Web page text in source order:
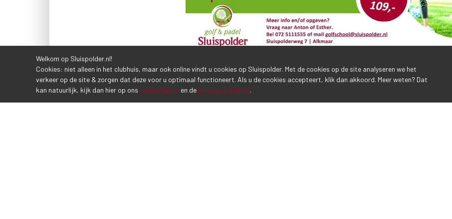
Welkom op Sluispolder.nl!
Cookies: niet alleen in het clubhuis, maar ook online vindt u cookies op Sluispolder. Met de cookies op de site analyseren we het
verkeer op de site & zorgen dat deze voor u optimaal functioneert. Als u de cookies accepteert, klik dan akkoord. Meer weten? Dat
kan natuurlijk, kijk dan hier op ons cookie beleid en de privacyverklaring.